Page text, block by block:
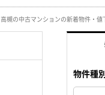
槻の中古マンションの新着物件・
物件種